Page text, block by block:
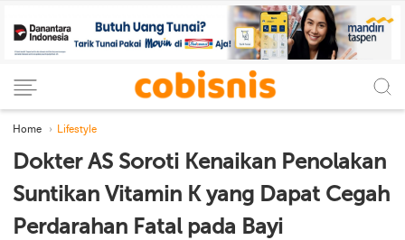
Home Lifestyle
Dokter AS Soroti Kenaikan Penolakan
Suntikan Vitamin K yang Dapat Cegah
Perdarahan Fatal pada Bayi